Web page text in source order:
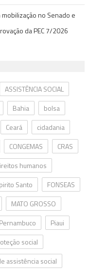
mobilização no Senado e
da PEC 7/2026
ASSISTÊNCIA SOCIAL
Bahia
bolsa
Ceará
cidadania
CONGEMAS
CRAS
humanos
Santo
FONSEAS
MATO GROSSO
Pernambuco
Piaui
social
assistência social